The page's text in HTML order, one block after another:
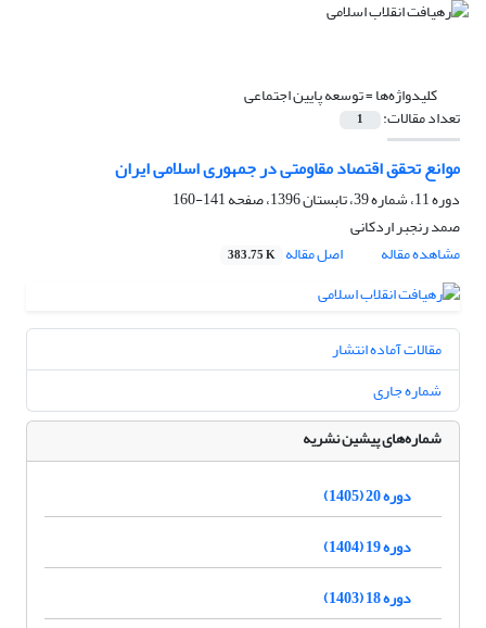
کلیدواژه‌ها =توسعه‌ پایین اجتماعی
تعداد مقالات: 1
موانع تحقق اقتصاد مقاومتی در جمهوری اسلامی ایران
دوره 11، شماره 39، تابستان 1396، صفحه
141-160
صمد رنجبر اردکانی
مشاهده مقاله
اصل مقاله 383.75 K
مقالات آماده انتشار
شماره جاری
شماره‌های پیشین نشریه
دوره 20 (1405)
دوره 19 (1404)
دوره 18 (1403)